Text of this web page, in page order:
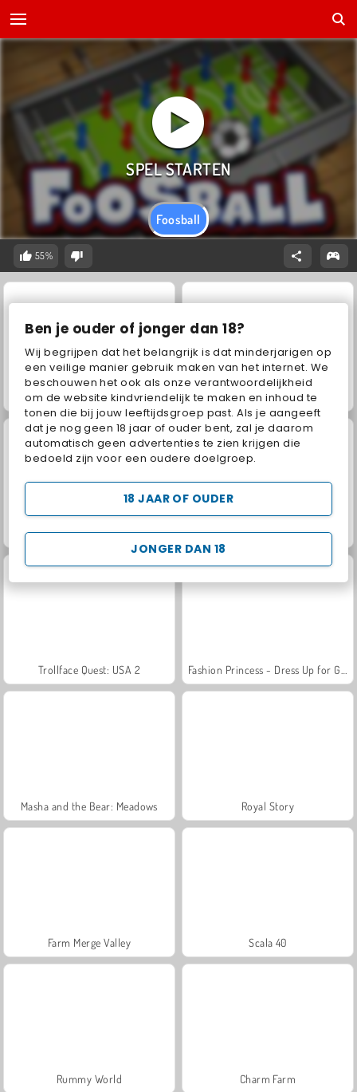
Ben je ouder of jonger dan 18?
Wij begrijpen dat het belangrijk is dat minderjarigen op
een veilige manier gebruik maken van het internet. We
beschouwen het ook als onze verantwoordelijkheid
om de website kindvriendelijk te maken en inhoud te
tonen die bij jouw leeftijdsgroep past. Als je aangeeft
dat je nog geen 18 jaar of ouder bent, zal je daarom
automatisch geen advertenties te zien krijgen die
bedoeld zijn voor een oudere doelgroep.
JONGER DAN 18
18 JAAR OF OUDER
Foosball
55%
Jewel Garden Story Juice Merge
Grand Mahjong Connect Heroes of Myths
Trollface Quest: USA 2
Masha and the Bear: Meadows Royal Story
Farm Merge Valley Scala 40
Rummy World Charm Farm